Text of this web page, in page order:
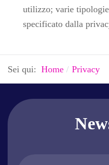
utilizzo; varie
specificato dalla
Sei qui: Home Privacy